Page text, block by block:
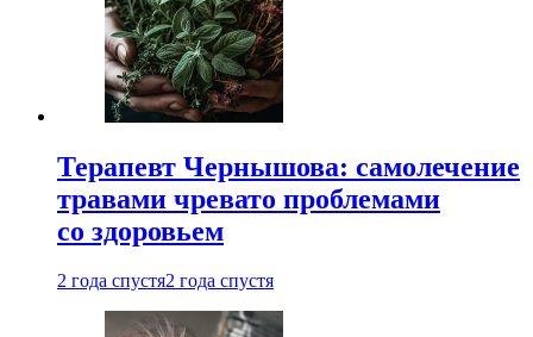
Терапевт Чернышова: самолечение
травами чревато проблемами
со здоровьем
2 года спустя2 года спустя